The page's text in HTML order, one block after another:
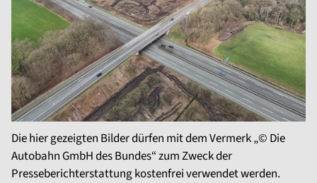
Die hier gezeigten Bilder dürfen mit dem Vermerk „© Die
Autobahn GmbH des Bundes“ zum Zweck der
Presseberichterstattung kostenfrei verwendet werden.